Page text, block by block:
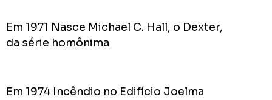
Em 1971 Nasce Michael C. Hall, o Dexter,
da série homônima
Em 1974 Incêndio no Edifício Joelma